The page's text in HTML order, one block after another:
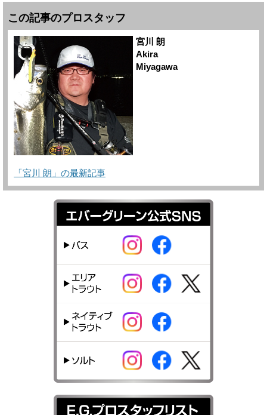
この記事のプロスタッフ
宮川 朗
Akira
Miyagawa
「宮川 朗」の最新記事